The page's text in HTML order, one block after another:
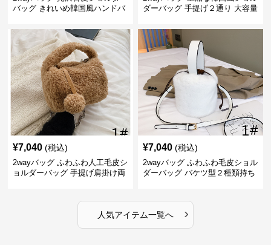
バッグ きれいめ韓国風ハンドバ
ダーバッグ 手提げ２通り 大容量
¥7,040 (税込)
2wayバッグ ふわふわ人工毛皮シ
ョルダーバッグ 手提げ肩掛け両
¥7,040 (税込)
2wayバッグ ふわふわ毛皮ショル
ダーバッグ バケツ型２種類持ち
人気アイテム一覧へ ›